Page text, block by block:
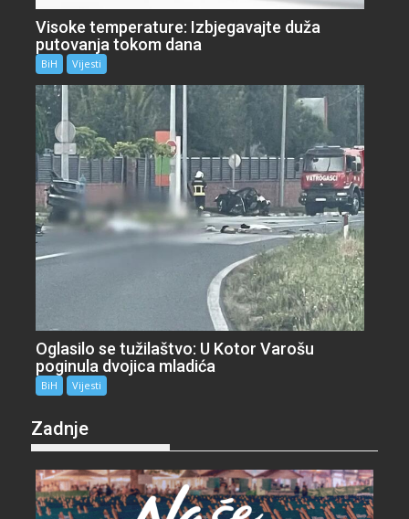
Visoke temperature: Izbjegavajte duža
putovanja tokom dana
BiH Vijesti
Oglasilo se tužilaštvo: U Kotor Varošu
poginula dvojica mladića
BiH Vijesti
Zadnje